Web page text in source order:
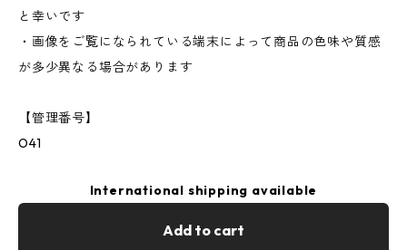
と幸いです
・画像をご覧になられている端末によって商品の色味や質感
が多少異なる場合があります
【管理番号】
O41
International shipping available
Add to cart